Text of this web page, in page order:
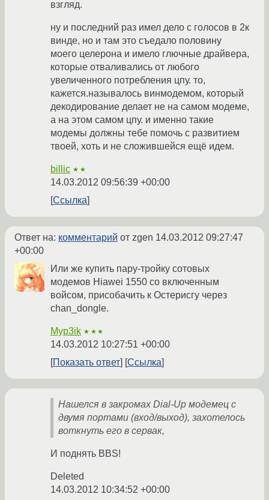
взгляд.
ну и последний раз имел дело с голосов в 2к
винде, но и там это съедало половину
моего целерона и имело глючные драйвера,
которые отваливались от любого
увеличенного потребления цпу. то,
кажется.называлось винмодемом, который
декодирование делает не на самом модеме,
а на этом самом цпу. и именно такие
модемы должны тебе помочь с развитием
твоей, хоть и не сложившейся ещё идем.
billic ★★
14.03.2012 09:56:39 +00:00
Ссылка
Ответ на: комментарий от zgen 14.03.2012 09:27:47
+00:00
Или же купить пару-тройку сотовых
модемов Hiawei 1550 со включенным
войсом, присобачить к Остерисгу через
chan_dongle.
Myp3ik ★★★
14.03.2012 10:27:51 +00:00
Показать ответ
Ссылка
Нашелся в закромах Dial-Up модемец с
двумя портами (вход/выход), захотелось
воткнуть его в сервак,
И поднять BBS!
Deleted
14.03.2012 10:34:52 +00:00